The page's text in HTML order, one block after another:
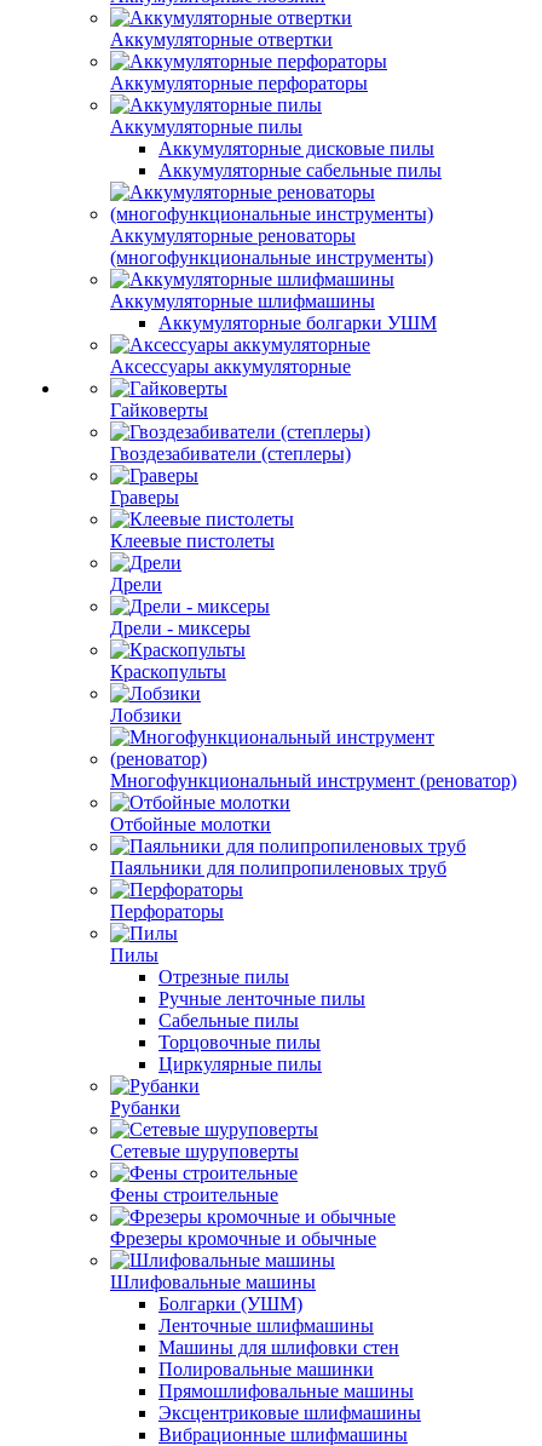
Аккумуляторные отвертки
Аккумуляторные перфораторы
Аккумуляторные пилы
Аккумуляторные дисковые пилы
Аккумуляторные сабельные пилы
Аккумуляторные реноваторы
(многофункциональные инструменты)
Аккумуляторные шлифмашины
Аккумуляторные болгарки УШМ
Аксессуары аккумуляторные
Гайковерты
Гвоздезабиватели (степлеры)
Граверы
Клеевые пистолеты
Дрели
Дрели - миксеры
Краскопульты
Лобзики
Многофункциональный инструмент (реноватор)
Отбойные молотки
Паяльники для полипропиленовых труб
Перфораторы
Пилы
Отрезные пилы
Ручные ленточные пилы
Сабельные пилы
Торцовочные пилы
Циркулярные пилы
Рубанки
Сетевые шуруповерты
Фены строительные
Фрезеры кромочные и обычные
Шлифовальные машины
Болгарки (УШМ)
Ленточные шлифмашины
Машины для шлифовки стен
Полировальные машинки
Прямошлифовальные машины
Эксцентриковые шлифмашины
Вибрационные шлифмашины